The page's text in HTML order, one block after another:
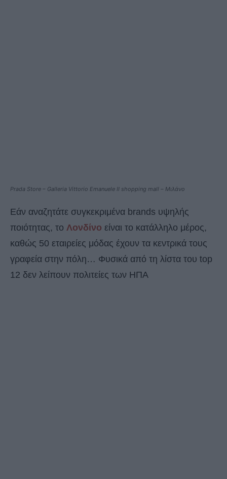
Prada Store – Galleria Vittorio Emanuele II shopping mall – Μιλάνο
Εάν αναζητάτε συγκεκριμένα brands υψηλής
ποιότητας, το Λονδίνο είναι το κατάλληλο μέρος,
καθώς 50 εταιρείες μόδας έχουν τα κεντρικά τους
γραφεία στην πόλη… Φυσικά από τη λίστα του top
12 δεν λείπουν πολιτείες των ΗΠΑ